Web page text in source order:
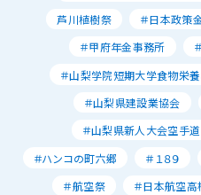
芦川植樹祭
＃日本政策
＃甲府年金事務所
＃山梨学院短期大学食物栄
＃山梨県建設業協会
＃山梨県新人大会空手
＃ハンコの町六郷
＃１８９
＃航空祭
＃日本航空高